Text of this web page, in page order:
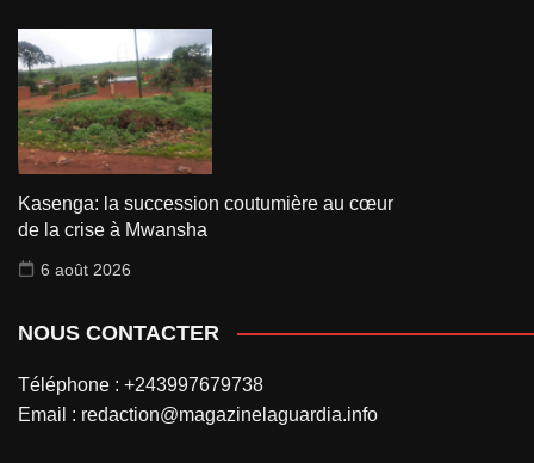
Kasenga: la succession coutumière au cœur
de la crise à Mwansha
6 août 2026
NOUS CONTACTER
Téléphone : +243997679738
Email : redaction@magazinelaguardia.info